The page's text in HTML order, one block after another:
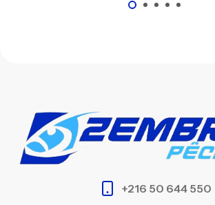
+216 50 644 550